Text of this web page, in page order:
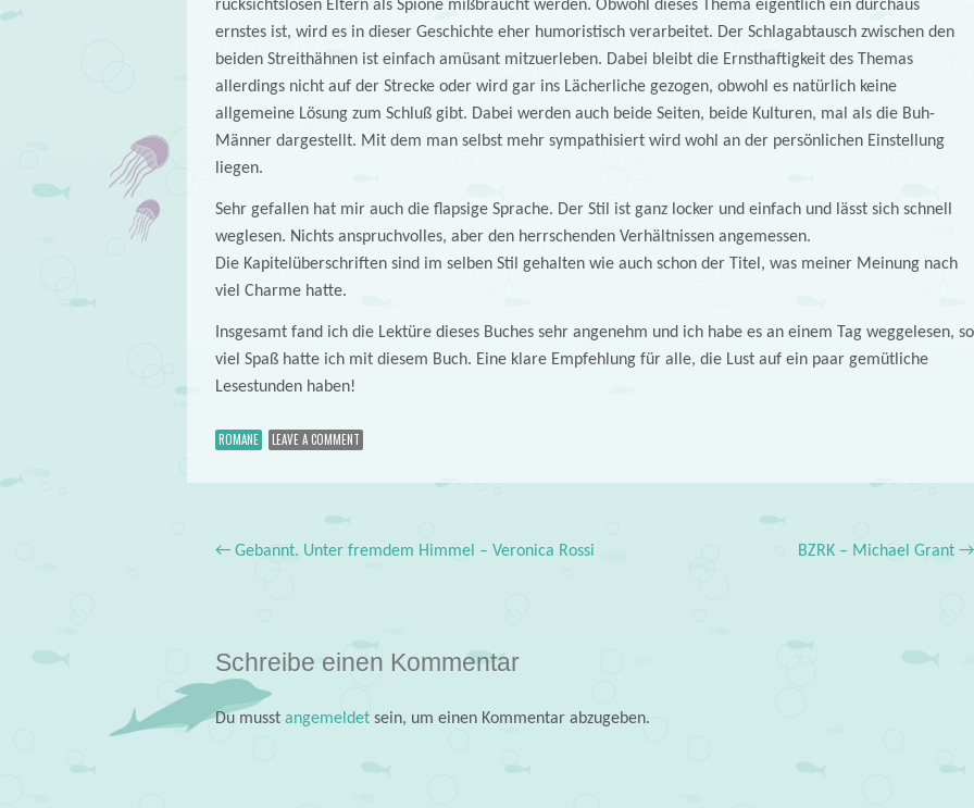
rücksichtslosen Eltern als Spione mißbraucht werden. Obwohl dieses Thema eigentlich ein durchaus
ernstes ist, wird es in dieser Geschichte eher humoristisch verarbeitet. Der Schlagabtausch zwischen den
beiden Streithähnen ist einfach amüsant mitzuerleben. Dabei bleibt die Ernsthaftigkeit des Themas
allerdings nicht auf der Strecke oder wird gar ins Lächerliche gezogen, obwohl es natürlich keine
allgemeine Lösung zum Schluß gibt. Dabei werden auch beide Seiten, beide Kulturen, mal als die Buh-
Männer dargestellt. Mit dem man selbst mehr sympathisiert wird wohl an der persönlichen Einstellung
liegen.
Sehr gefallen hat mir auch die flapsige Sprache. Der Stil ist ganz locker und einfach und lässt sich schnell
weglesen. Nichts anspruchvolles, aber den herrschenden Verhältnissen angemessen.
Die Kapitelüberschriften sind im selben Stil gehalten wie auch schon der Titel, was meiner Meinung nach
viel Charme hatte.
Insgesamt fand ich die Lektüre dieses Buches sehr angenehm und ich habe es an einem Tag weggelesen, so
viel Spaß hatte ich mit diesem Buch. Eine klare Empfehlung für alle, die Lust auf ein paar gemütliche
Lesestunden haben!
ROMANE LEAVE A COMMENT
Post navigation
←Gebannt. Unter fremdem Himmel – Veronica Rossi BZRK – Michael Grant→
Schreibe einen Kommentar
Du musst angemeldetsein, um einen Kommentar abzugeben.